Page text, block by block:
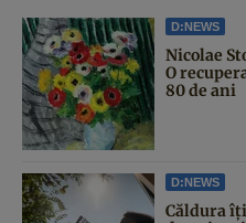
D:NEWS
Nicolae
O
80 de ani
D:NEWS
Căldura